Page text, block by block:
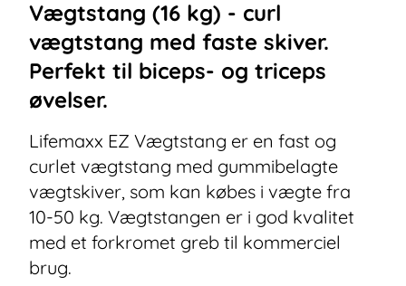
Vægtstang (16 kg) - curl
vægtstang med faste skiver.
Perfekt til biceps- og triceps
øvelser.
Lifemaxx EZ Vægtstang er en fast og
curlet vægtstang med gummibelagte
vægtskiver, som kan købes i vægte fra
10-50 kg. Vægtstangen er i god kvalitet
med et forkromet greb til kommerciel
brug.